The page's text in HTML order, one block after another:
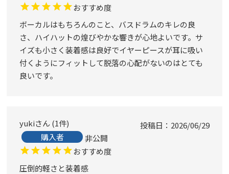
おすすめ度
ボーカルはもちろんのこと、バスドラムのキレの良
さ、ハイハットの煌びやかな響きが心地よいです。サ
イズも小さく装着感は良好でイヤーピースが耳に吸い
付くようにフィットして脱落の心配がないのはとても
良いです。
yuki 1件
購入者
非公開
投稿日 2026/06/29
おすすめ度
圧倒的軽さと装着感